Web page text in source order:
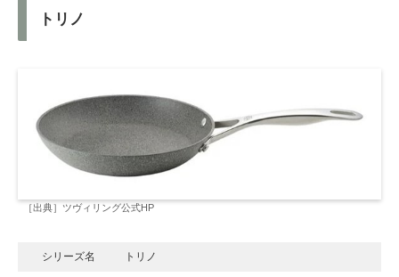
トリノ
［出典］ツヴィリング公式HP
シリーズ名 トリノ